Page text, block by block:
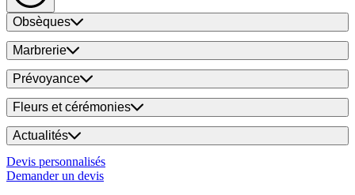
Obsèques
Marbrerie
Prévoyance
Fleurs et cérémonies
Actualités
Devis personnalisés
Demander un devis